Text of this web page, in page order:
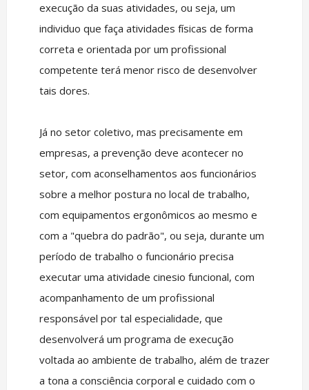
execução da suas atividades, ou seja, um
individuo que faça atividades físicas de forma
correta e orientada por um profissional
competente terá menor risco de desenvolver
tais dores.
Já no setor coletivo, mas precisamente em
empresas, a prevenção deve acontecer no
setor, com aconselhamentos aos funcionários
sobre a melhor postura no local de trabalho,
com equipamentos ergonômicos ao mesmo e
com a "quebra do padrão", ou seja, durante um
período de trabalho o funcionário precisa
executar uma atividade cinesio funcional, com
acompanhamento de um profissional
responsável por tal especialidade, que
desenvolverá um programa de execução
voltada ao ambiente de trabalho, além de trazer
a tona a consciência corporal e cuidado com o